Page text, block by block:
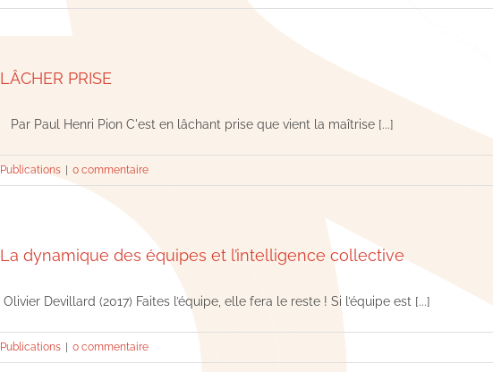
LÂCHER PRISE
Par Paul Henri Pion C'est en lâchant prise que vient la maîtrise [...]
Publications 0 commentaire
La dynamique des équipes et l’intelligence collective
Olivier Devillard (2017) Faites l’équipe, elle fera le reste ! Si l’équipe est [...]
Publications 0 commentaire